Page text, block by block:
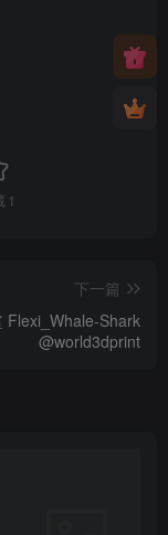
1
下一篇
Flexi_Whale-Shark
@world3dprint